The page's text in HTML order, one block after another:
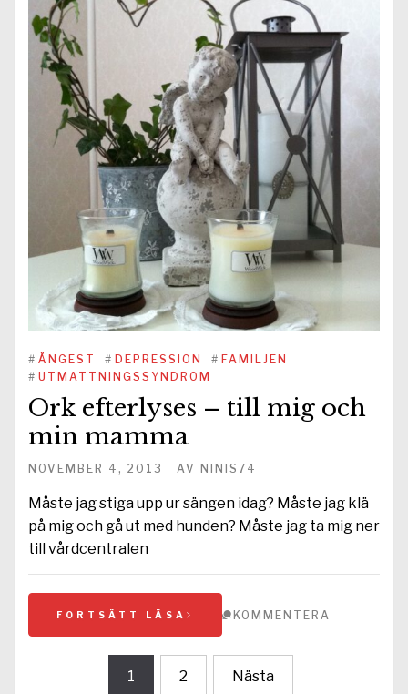
# ÅNGEST # DEPRESSION # FAMILJEN
# UTMATTNINGSSYNDROM
Ork efterlyses – till mig och
min mamma
NOVEMBER 4, 2013 AV NINIS74
Måste jag stiga upp ur sängen idag? Måste jag klä
på mig och gå ut med hunden? Måste jag ta mig ner
till vårdcentralen
FORTSÄTT LÄSA KOMMENTERA
Sidnumrering
1 2 Nästa